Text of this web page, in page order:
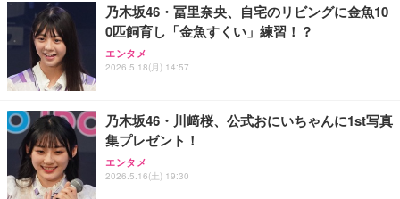
乃木坂46・冨里奈央、自宅のリビングに金魚10
0匹飼育し「金魚すくい」練習！？
エンタメ
2026.5.18(月) 14:57
乃木坂46・川﨑桜、公式おにいちゃんに1st写真
集プレゼント！
エンタメ
2026.5.16(土) 19:30